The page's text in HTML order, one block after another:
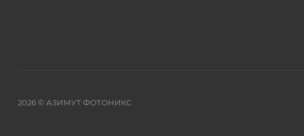
2026© АЗИМУТ ФОТОНИКС